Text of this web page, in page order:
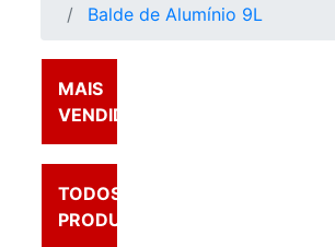
Balde de Alumínio 9L
MAIS
VENDIDOS
TODOS OS
PRODUTOS